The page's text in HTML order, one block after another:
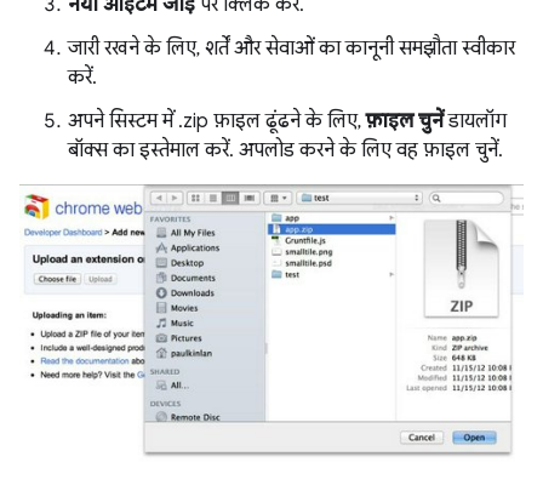
नया आइटम जोड़ेंपर क्लिक करें.
जारी रखने के लिए, शर्तें और सेवाओं का कानूनी समझौता स्वीकार
करें.
अपने सिस्टम में .zip फ़ाइल ढूंढने के लिए,फ़ाइल चुनेंडायलॉग
बॉक्स का इस्तेमाल करें. अपलोड करने के लिए वह फ़ाइल चुनें.